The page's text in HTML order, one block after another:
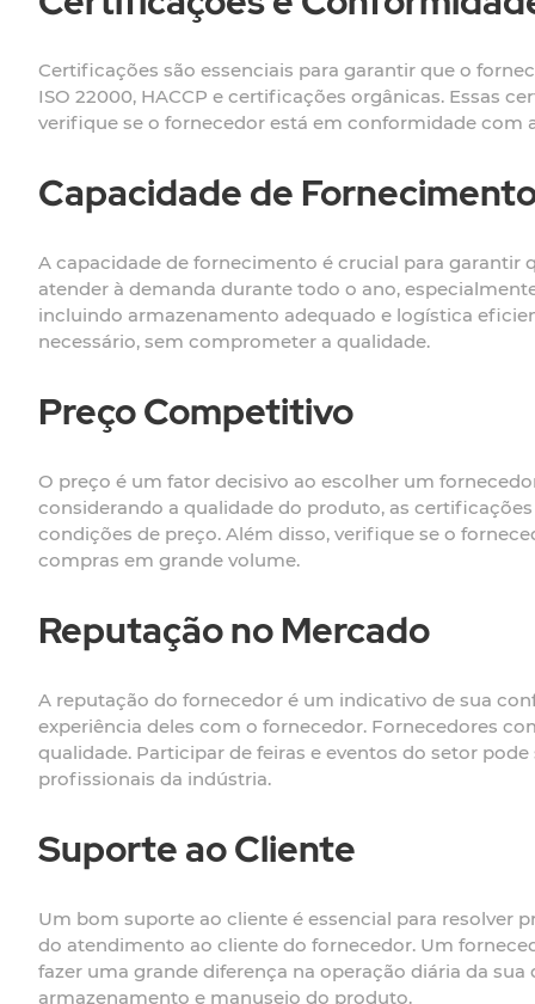
Certificações são essenciais para garantir que o
ISO 22000, HACCP e certificações orgânicas. Essas
verifique se o fornecedor está em conformidade com
Capacidade de
A capacidade de fornecimento é crucial para garantir
atender à demanda durante todo o ano,
incluindo armazenamento adequado e logística
necessário, sem comprometer a qualidade.
Preço Competitivo
O preço é um fator decisivo ao escolher um
considerando a qualidade do produto, as
condições de preço. Além disso, verifique se o
compras em grande volume.
Reputação no Mercado
A reputação do fornecedor é um indicativo de sua
experiência deles com o fornecedor. Fornecedores
qualidade. Participar de feiras e eventos do setor
profissionais da indústria.
Suporte ao Cliente
Um bom suporte ao cliente é essencial para resolver
do atendimento ao cliente do fornecedor. Um
fazer uma grande diferença na operação diária da
armazenamento e manuseio do produto.